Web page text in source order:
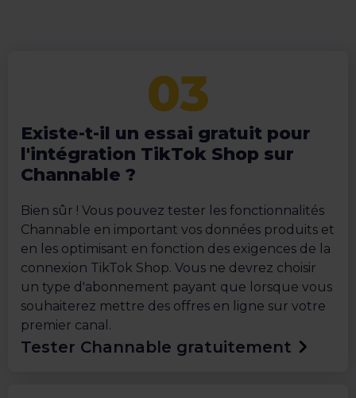
Existe-t-il un essai gratuit pour
l'intégration TikTok Shop sur
Channable ?
Bien sûr ! Vous pouvez tester les fonctionnalités
Channable en important vos données produits et
en les optimisant en fonction des exigences de la
connexion TikTok Shop. Vous ne devrez choisir
un type d'abonnement payant que lorsque vous
souhaiterez mettre des offres en ligne sur votre
premier canal.
Tester Channable gratuitement